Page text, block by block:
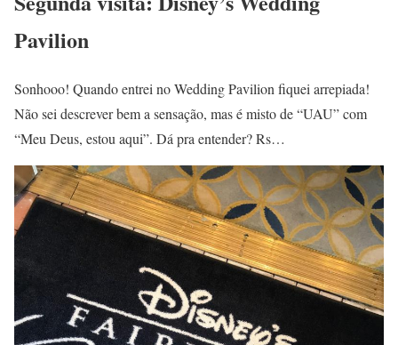
Pavilion
Sonhooo! Quando entrei no Wedding Pavilion fiquei arrepiada!
Não sei descrever bem a sensação, mas é misto de “UAU” com
“Meu Deus, estou aqui”. Dá pra entender? Rs…